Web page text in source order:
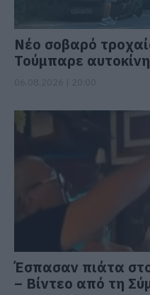
Νέο σοβαρό
Τούμπαρε
Έσπασαν πιάτα
– Βίντεο από τη